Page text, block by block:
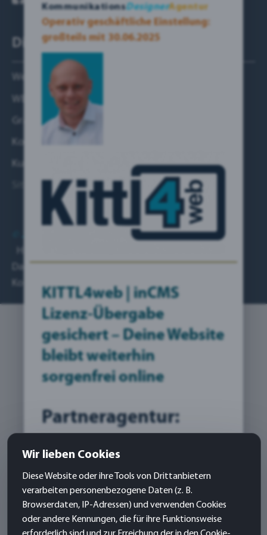
Dienstleistungen:
Websites
WERBE – Design
Grafik- & Logo – Design
KommunikationsDesign
Kundengewinnung
© 2018-2024 by KITTL4web | Inh. Udo B. S. KITTL
Wir lieben Cookies
Diese Website oder ihre Tools von Drittanbietern
verarbeiten personenbezogene Daten (z. B.
Browserdaten, IP-Adressen) und verwenden Cookies
oder andere Kennungen, die für ihre Funktionsweise
KommunikationsDesignerAgentur
Operativ geschäftliche Einstellung:
großteils mit 30.06.2025
KITTL4web | inCMS
Lizenz-Übergabe
gesichert – Deine Website
bleibt weiterhin
sorgenfrei online
Partneragentur:
Firma:
Marco Uras
IT-Beratung und Dienstleistung
Brunnenstr.7a
76275 Ettlingen